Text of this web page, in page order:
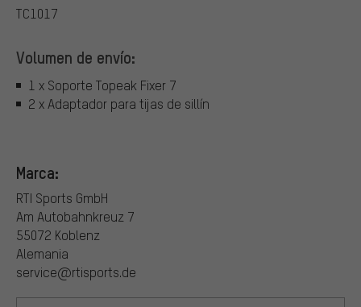
TC1017
Volumen de envío:
1 x Soporte Topeak Fixer 7
2 x Adaptador para tijas de sillín
Marca:
RTI Sports GmbH
Am Autobahnkreuz 7
55072 Koblenz
Alemania
service@rtisports.de